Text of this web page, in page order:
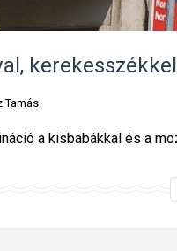
Tamás
a kisbabákkal és a